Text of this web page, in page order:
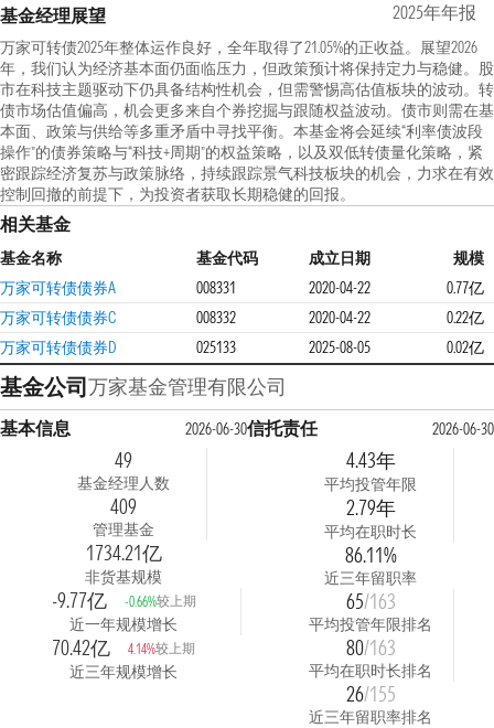
基金经理展望 2025年年报
万家可转债2025年整体运作良好，全年取得了21.05%的正收益。展望2026
年，我们认为经济基本面仍面临压力，但政策预计将保持定力与稳健。股
市在科技主题驱动下仍具备结构性机会，但需警惕高估值板块的波动。转
债市场估值偏高，机会更多来自个券挖掘与跟随权益波动。债市则需在基
本面、政策与供给等多重矛盾中寻找平衡。本基金将会延续“利率债波段
操作”的债券策略与“科技+周期”的权益策略，以及双低转债量化策略，紧
密跟踪经济复苏与政策脉络，持续跟踪景气科技板块的机会，力求在有效
控制回撤的前提下，为投资者获取长期稳健的回报。
相关基金
基金名称 基金代码 成立日期
规模
万家可转债债券A
008331 2020-04-22
0.77亿
万家可转债债券C
008332 2020-04-22
0.22亿
万家可转债债券D
025133 2025-08-05 0.02亿
基金公司万家基金管理有限公司
基本信息 2026-06-30
49
基金经理人数
409
管理基金
1734.21亿
非货基规模
-9.77亿 -0.66%较上期
近一年规模增长
70.42亿 4.14%较上期
近三年规模增长
信托责任 2026-06-30
4.43年
平均投管年限
2.79年
平均在职时长
86.11%
近三年留职率
65/163
平均投管年限排名
80/163
平均在职时长排名
26/155
近三年留职率排名